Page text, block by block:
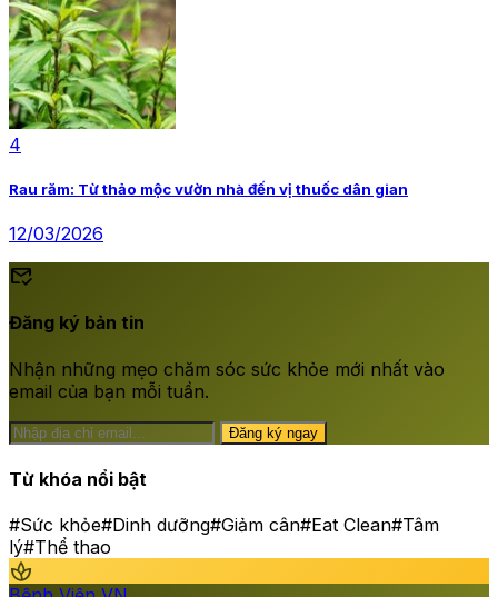
4
Rau răm: Từ thảo mộc vườn nhà đến vị thuốc dân gian
12/03/2026
mark_email_read
Đăng ký bản tin
Nhận những mẹo chăm sóc sức khỏe mới nhất vào
email của bạn mỗi tuần.
Đăng ký ngay
Từ khóa nổi bật
#Sức khỏe#Dinh dưỡng#Giảm cân#Eat Clean#Tâm
lý#Thể thao
spa